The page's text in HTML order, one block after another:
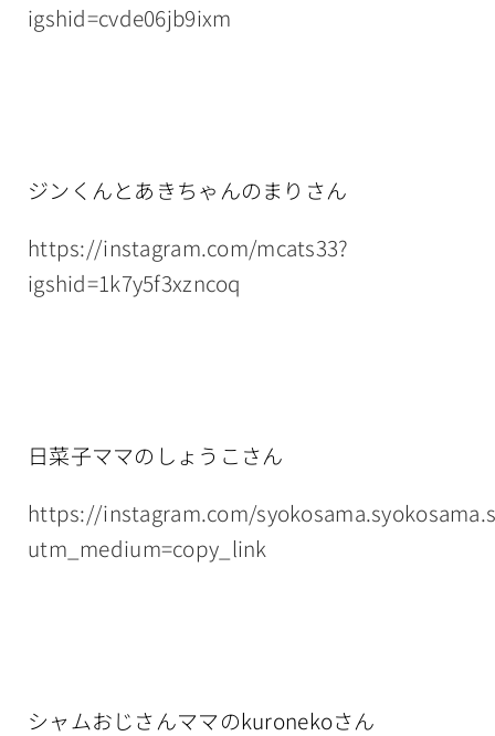
igshid=cvde06jb9ixm
ジンくんとあきちゃんのまりさん
https://instagram.com/mcats33?
igshid=1k7y5f3xzncoq
日菜子ママのしょうこさん
https://instagram.com/
utm_medium=copy_link
シャムおじさんママのkuronekoさん